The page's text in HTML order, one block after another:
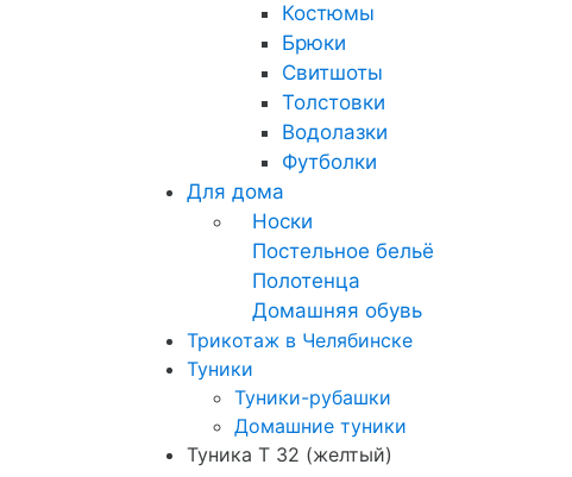
Костюмы
Брюки
Свитшоты
Толстовки
Водолазки
Футболки
Для дома
Носки
Постельное бельё
Полотенца
Домашняя обувь
Трикотаж в Челябинске
Туники
Туники-рубашки
Домашние туники
Туника Т 32 (желтый)